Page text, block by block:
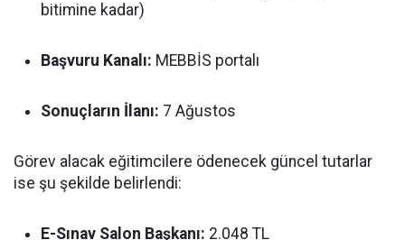
bitimine kadar)
Başvuru Kanalı: MEBBİS portalı
Sonuçların İlanı: 7 Ağustos
Görev alacak eğitimcilere ödenecek güncel tutarlar
ise şu şekilde belirlendi:
E-Sınav Salon Başkanı: 2.048 TL